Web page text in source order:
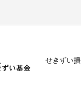
せきずい